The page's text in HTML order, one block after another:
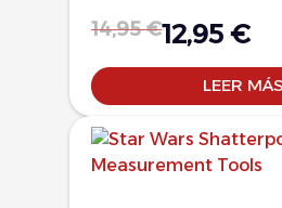
14,95€12,95 €
LEER MÁS